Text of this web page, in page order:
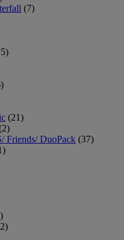
(7)
(21)
Friends/ DuoPack (37)